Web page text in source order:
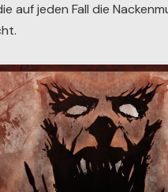
auf jeden Fall die